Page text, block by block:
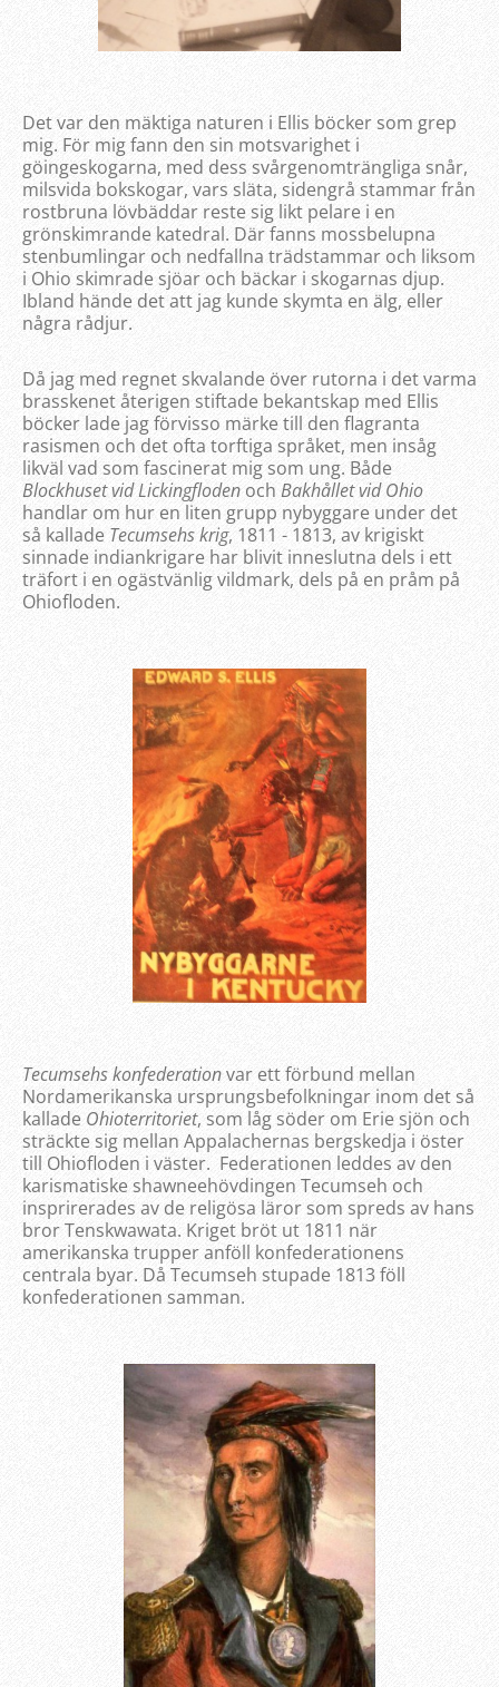
Det var den mäktiga naturen i Ellis böcker som grep
mig. För mig fann den sin motsvarighet i
göingeskogarna, med dess svårgenomträngliga snår,
milsvida bokskogar, vars släta, sidengrå stammar från
rostbruna lövbäddar reste sig likt pelare i en
grönskimrande katedral. Där fanns mossbelupna
stenbumlingar och nedfallna trädstammar och liksom
i Ohio skimrade sjöar och bäckar i skogarnas djup.
Ibland hände det att jag kunde skymta en älg, eller
några rådjur.
Då jag med regnet skvalande över rutorna i det varma
brasskenet återigen stiftade bekantskap med Ellis
böcker lade jag förvisso märke till den flagranta
rasismen och det ofta torftiga språket, men insåg
likväl vad som fascinerat mig som ung. Både
Blockhuset vid Lickingfloden och Bakhållet vid Ohio
handlar om hur en liten grupp nybyggare under det
så kallade Tecumsehs krig, 1811 - 1813, av krigiskt
sinnade indiankrigare har blivit inneslutna dels i ett
träfort i en ogästvänlig vildmark, dels på en pråm på
Ohiofloden.
Tecumsehs konfederationvar ett förbund mellan
Nordamerikanska ursprungsbefolkningar inom det så
kallade Ohioterritoriet, som låg söder om Erie sjön och
sträckte sig mellan Appalachernas bergskedja i öster
till Ohiofloden i väster. Federationen leddes av den
karismatiske shawneehövdingen Tecumseh och
insprirerades av de religösa läror som spreds av hans
bror Tenskwawata. Kriget bröt ut 1811 när
amerikanska trupper anföll konfederationens
centrala byar. Då Tecumseh stupade 1813 föll
konfederationen samman.